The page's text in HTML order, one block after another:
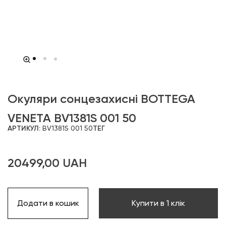
Окуляри сонцезахисні BOTTEGA
VENETA BV1381S 001 50
АРТИКУЛ: BV1381S 001 50ТЕГ
20499,00 UAH
Додати в кошик Купити в 1 клік